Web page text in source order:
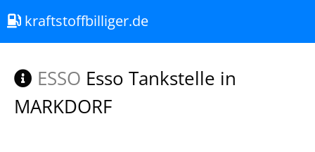
kraftstoffbilliger.de
ESSO Esso Tankstelle in
MARKDORF